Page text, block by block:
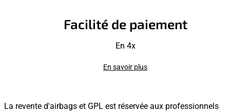
Facilité de paiement
En 4x
En savoir plus
La revente d'airbags et GPL est réservée aux professionnels